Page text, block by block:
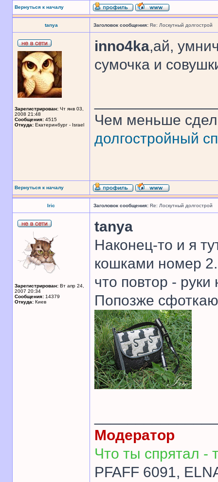
Вернуться к началу
tanya Заголовок сообщения: Re: Лоскутный долгострой
Зарегистрирован: Чт янв 03,
2008 21:48
Сообщения: 4515
Откуда: Екатеринбург - Israel
inno4ka,ай,
сумочка и
Чем меньше
долгостройный
Вернуться к началу
Iric Заголовок сообщения: Re: Лоскутный долгострой
Зарегистрирован: Вт апр 24,
2007 20:34
Сообщения: 14379
Откуда: Киев
tanya
Наконец-то и я
кошками номер 2.
что повтор -
Попозже
Модератор
Что ты спрятал -
PFAFF 6091,